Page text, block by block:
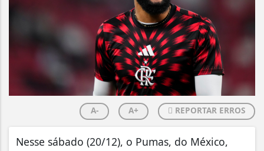
A- A+ REPORTAR ERROS
Nesse sábado (20/12), o Pumas, do México,